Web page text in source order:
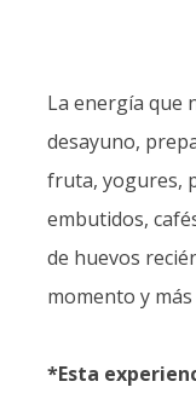
La energía que
desayuno,
fruta, yogures,
embutidos,
de huevos
momento y
*Esta